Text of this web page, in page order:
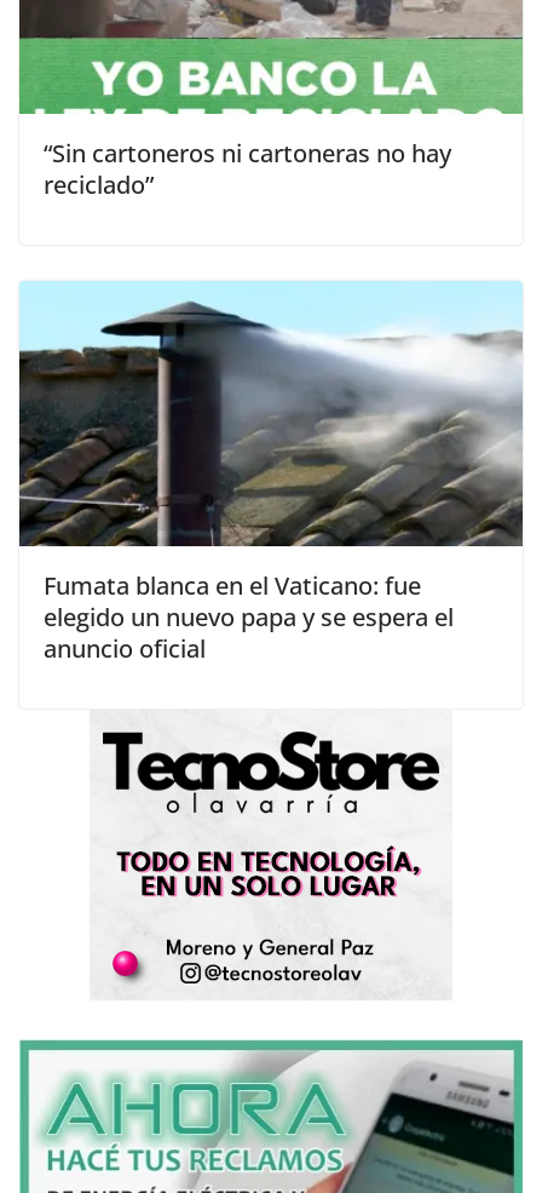
“Sin cartoneros ni cartoneras no hay
reciclado”
Fumata blanca en el Vaticano: fue
elegido un nuevo papa y se espera el
anuncio oficial